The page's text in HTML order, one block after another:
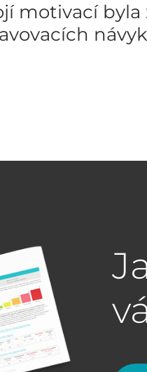
motivací byla